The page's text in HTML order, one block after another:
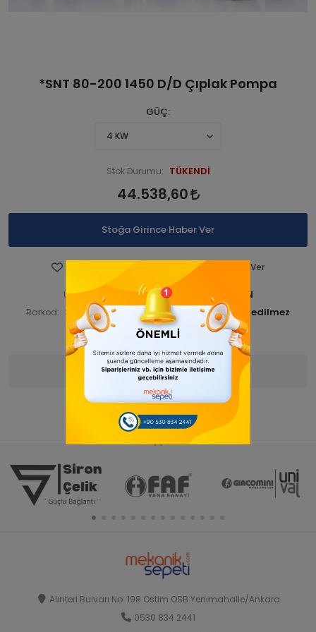
*SNT 80-200 1450 D/D Çıplak Pompa
GÜÇ
Stok Durumu: TÜKENDİ
44.538,60
Stoğa Girince Haber Ver
Fiyatı Düşünce Haber Ver
Ürün Kodu: STNSNT140 00221-ANAÜRÜN
Barkod: STNSNT14000222 İade Bilgisi:
Ürün Bilgisi Yorumlar
Alınteri Bulvarı No: 198 Ostim OSB Yenimahalle/Ankara
0530 834 2441